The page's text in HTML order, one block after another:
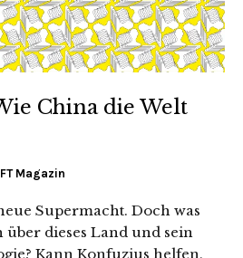
China die Welt
Magazin
Supermacht. Doch was
dieses Land und sein
Kann Konfuzius helfen,